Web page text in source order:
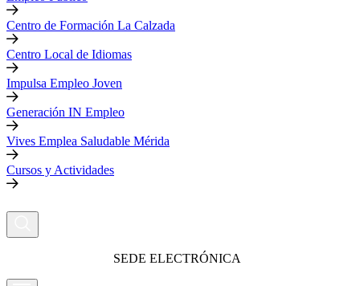
Centro de Formación La Calzada
Centro Local de Idiomas
Impulsa Empleo Joven
Generación IN Empleo
Vives Emplea Saludable Mérida
Cursos y Actividades
SEDE ELECTRÓNICA